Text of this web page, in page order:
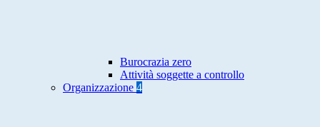
Burocrazia zero
Attività soggette a controllo
Organizzazione 4